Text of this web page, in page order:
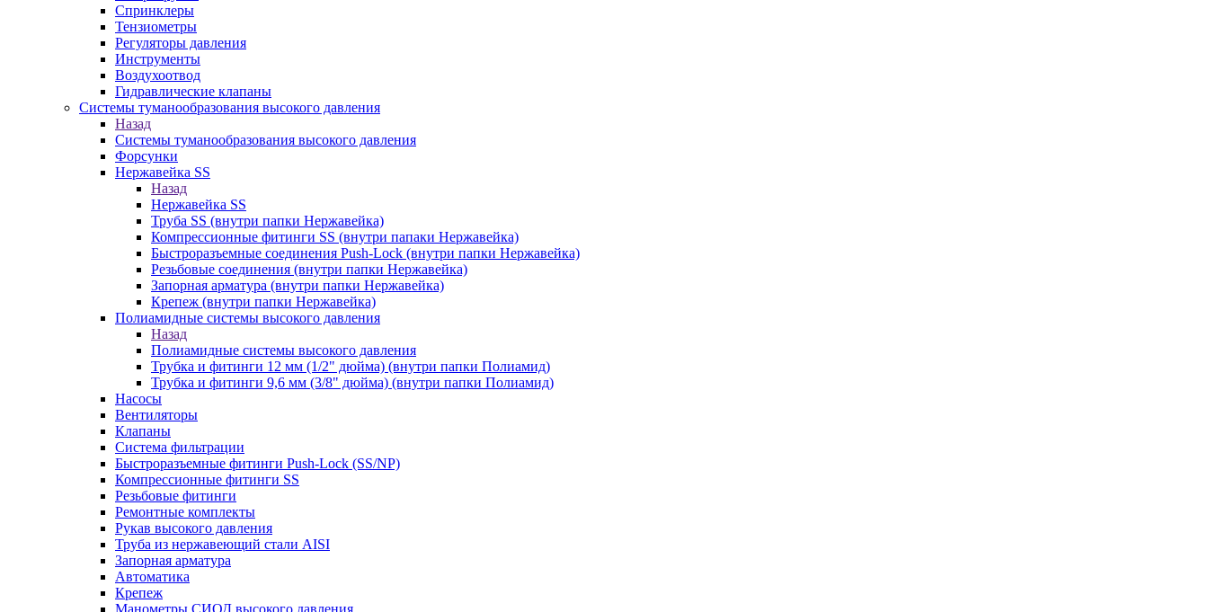
Спринклеры
Тензиометры
Регуляторы давления
Инструменты
Воздухоотвод
Гидравлические клапаны
Системы туманообразования высокого давления
Назад
Системы туманообразования высокого давления
Форсунки
Нержавейка SS
Назад
Нержавейка SS
Труба SS (внутри папки Нержавейка)
Компрессионные фитинги SS (внутри папаки Нержавейка)
Быстроразъемные соединения Push-Lock (внутри папки Нержавейка)
Резьбовые соединения (внутри папки Нержавейка)
Запорная арматура (внутри папки Нержавейка)
Крепеж (внутри папки Нержавейка)
Полиамидные системы высокого давления
Назад
Полиамидные системы высокого давления
Трубка и фитинги 12 мм (1/2" дюйма) (внутри папки Полиамид)
Трубка и фитинги 9,6 мм (3/8" дюйма) (внутри папки Полиамид)
Насосы
Вентиляторы
Клапаны
Система фильтрации
Быстроразъемные фитинги Push-Lock (SS/NP)
Компрессионные фитинги SS
Резьбовые фитинги
Ремонтные комплекты
Рукав высокого давления
Труба из нержавеющий стали AISI
Запорная арматура
Автоматика
Крепеж